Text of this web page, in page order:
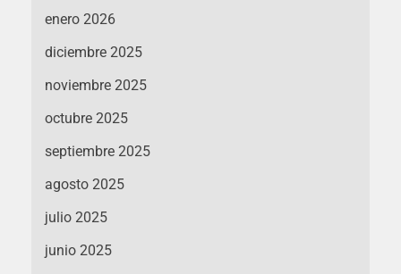
enero 2026
diciembre 2025
noviembre 2025
octubre 2025
septiembre 2025
agosto 2025
julio 2025
junio 2025